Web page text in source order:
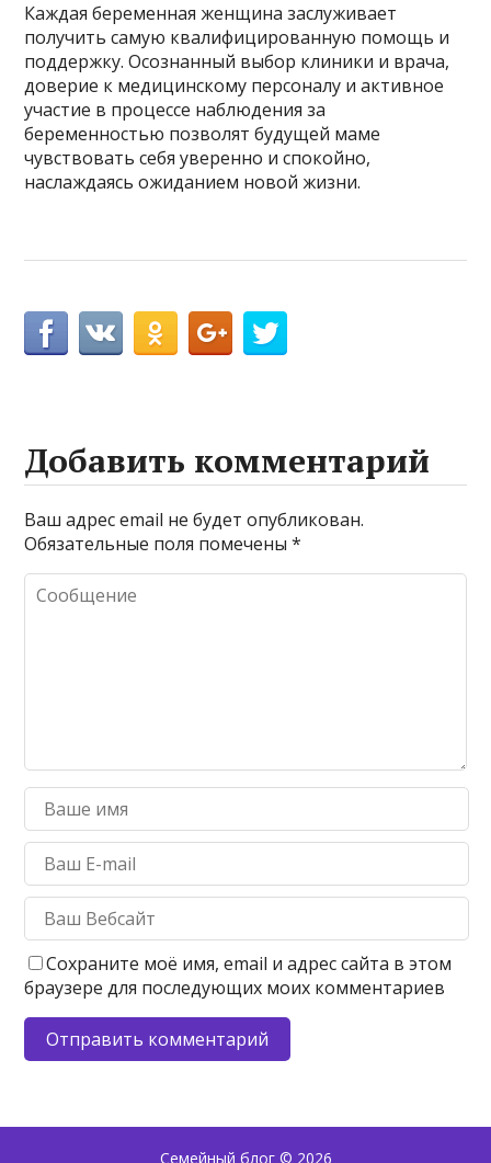
Каждая беременная женщина заслуживает
получить самую квалифицированную помощь и
поддержку. Осознанный выбор клиники и врача,
доверие к медицинскому персоналу и активное
участие в процессе наблюдения за
беременностью позволят будущей маме
чувствовать себя уверенно и спокойно,
наслаждаясь ожиданием новой жизни.
Добавить комментарий
Ваш адрес email не будет опубликован.
Обязательные поля помечены*
Сохраните моё имя, email и адрес сайта в этом
браузере для последующих моих комментариев
Семейный блог© 2026